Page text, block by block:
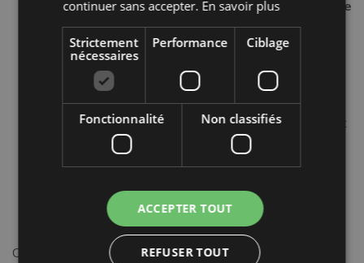
GRANDS ESPACES–piscine de 100 MP d’espace
avec chiringuito et espace solarium, espaces de
détente extérieurs pour une simple lecture ou une
conversation en entreprise
CONFORT – de grandes chambres modernes où
vous pourrez vous détendre en toute tranquillité. Le
personnel de la réception est prêt à vous accueillir et
à vous donner toutes les informations nécessaires
Grande plage avec animations et animations
quotidiennes.
Contactez-nous dès maintenant pour un devis
continuer sans accepter. En savoir plus
Strictement
nécessaires
Performance Ciblage
Fonctionnalité Non classifiés
ACCEPTER TOUT
REFUSER TOUT